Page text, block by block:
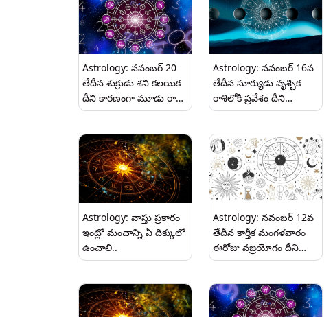
Astrology: నవంబర్ 20
తేదీన శుక్రుడు శని కలయిక
దీని కారణంగా మూడు రాశుల
వారికి అదృష్టం.
Astrology: నవంబర్ 16వ
తేదీన సూర్యుడు వృశ్చిక
రాశిలోకి ప్రవేశం దీని
కారణంగా మూడు రాశులు
పెరుగుతాయి..
Astrology: వాస్తు ప్రకారం
ఇంట్లో మంచాన్ని ఏ దిక్కులో
ఉంచాలి..
Astrology: నవంబర్ 12వ
తేదీన కార్తీక మంగళవారం
ఈరోజు వజ్రయోగం దీని
కారణంగా మూడు రాశులు